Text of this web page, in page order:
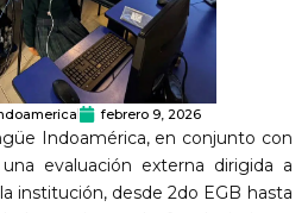
febrero 9, 2026
Indoamérica, en conjunto con
evaluación externa dirigida a
institución, desde 2do EGB hasta